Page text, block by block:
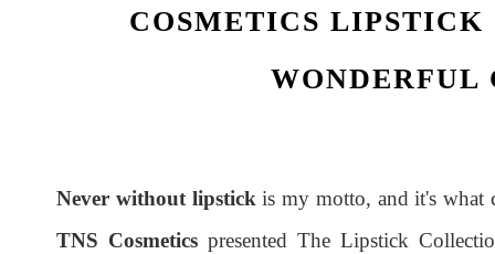
COSMETICS
WONDERFUL
Never without lipstick is my motto, and it's what
TNS Cosmetics presented The Lipstick